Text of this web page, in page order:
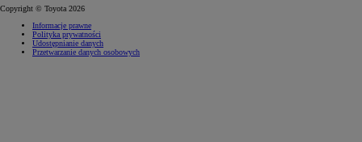
Copyright © Toyota 2026
Informacje prawne
Polityka prywatności
Udostępnianie danych
Przetwarzanie danych osobowych